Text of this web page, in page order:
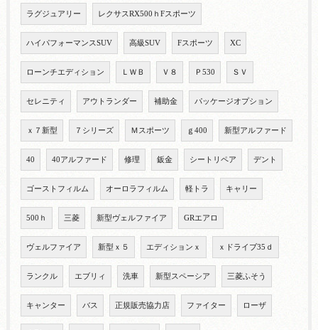
ラグジュアリー レクサスRX500ｈFスポーツ
ハイパフォーマンスSUV 高級SUV Fスポーツ XC
ローンチエディション ＬＷＢ Ｖ８ Ｐ530 ＳＶ
セレニティ アウトランダー 補助金 パッケージオプション
ｘ７新型 ７シリーズ Ｍスポーツ ｇ400 新型アルファード
40 40アルファード 修理 鈑金 シートリペア デント
ゴーストフィルム オーロラフィルム 軽トラ キャリー
500ｈ 三菱 新型ヴェルファイア GRエアロ
ヴェルファイア 新型ｘ５ エディションｘ ｘドライブ35ｄ
ランクル エブリィ 洗車 新型スペーシア 三菱ふそう
キャンター バス 正規販売協力店 ファイター ローザ